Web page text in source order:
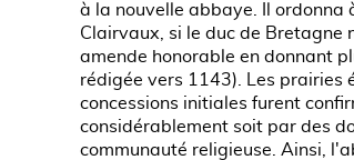
à la nouvelle abbaye. Il ordonna
Clairvaux, si le duc de Bretagne
amende honorable en donnant
rédigée vers 1143). Les prairies
concessions initiales furent
considérablement soit par des
communauté religieuse. Ainsi,